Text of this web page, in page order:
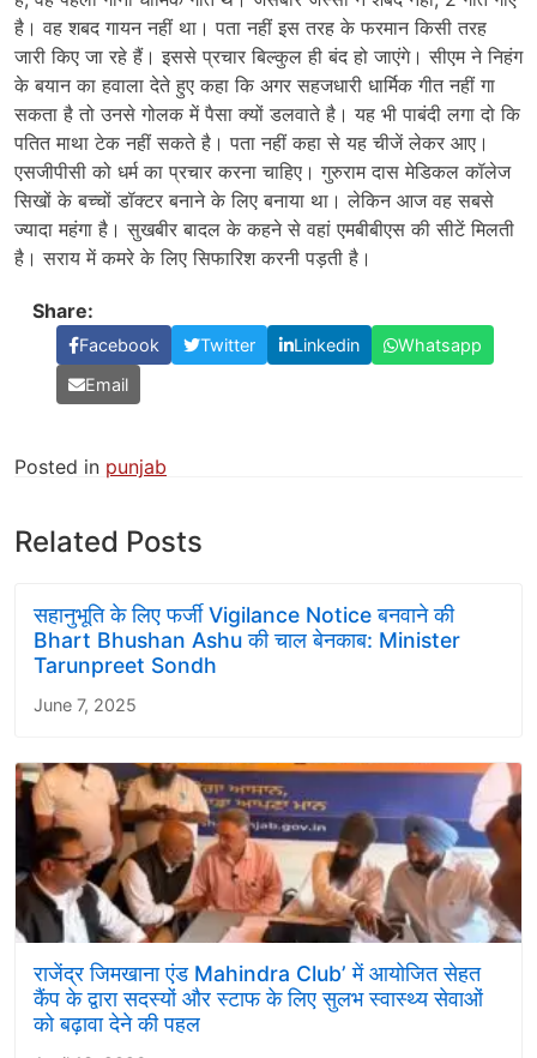
है। वह शबद गायन नहीं था। पता नहीं इस तरह के फरमान किसी तरह
जारी किए जा रहे हैं। इससे प्रचार बिल्कुल ही बंद हो जाएंगे। सीएम ने निहंग
के बयान का हवाला देते हुए कहा कि अगर सहजधारी धार्मिक गीत नहीं गा
सकता है तो उनसे गोलक में पैसा क्यों डलवाते है। यह भी पाबंदी लगा दो कि
पतित माथा टेक नहीं सकते है। पता नहीं कहा से यह चीजें लेकर आए।
एसजीपीसी को धर्म का प्रचार करना चाहिए। गुरुराम दास मेडिकल कॉलेज
सिखों के बच्चों डॉक्टर बनाने के लिए बनाया था। लेकिन आज वह सबसे
ज्यादा महंगा है। सुखबीर बादल के कहने से वहां एमबीबीएस की सीटें मिलती
है। सराय में कमरे के लिए सिफारिश करनी पड़ती है।
Share:
Facebook Twitter Linkedin
Whatsapp
Email
Posted in punjab
Related Posts
सहानुभूति के लिए फर्जी Vigilance Notice बनवाने की
Bhart Bhushan Ashu की चाल बेनकाब: Minister
Tarunpreet Sondh
June 7, 2025
राजेंद्र जिमखाना एंड Mahindra Club’ में आयोजित सेहत
कैंप के द्वारा सदस्यों और स्टाफ के लिए सुलभ स्वास्थ्य सेवाओं
को बढ़ावा देने की पहल